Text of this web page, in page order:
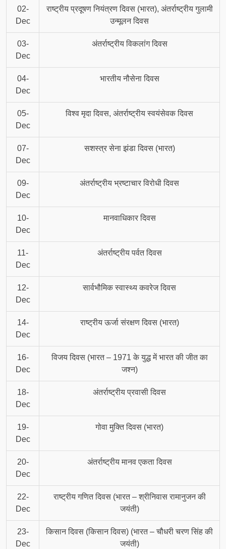
02-
Dec
राष्ट्रीय प्रदूषण नियंत्रण दिवस (भारत), अंतर्राष्ट्रीय गुलामी
उन्मूलन दिवस
03-
Dec
अंतर्राष्ट्रीय विकलांग दिवस
04-
Dec
भारतीय नौसेना दिवस
05-
Dec
विश्व मृदा दिवस, अंतर्राष्ट्रीय स्वयंसेवक दिवस
07-
Dec
सशस्त्र सेना झंडा दिवस (भारत)
09-
Dec
अंतर्राष्ट्रीय भ्रष्टाचार विरोधी दिवस
10-
Dec
मानवाधिकार दिवस
11-
Dec
अंतर्राष्ट्रीय पर्वत दिवस
12-
Dec
सार्वभौमिक स्वास्थ्य कवरेज दिवस
14-
Dec
राष्ट्रीय ऊर्जा संरक्षण दिवस (भारत)
16-
Dec
विजय दिवस (भारत – 1971 के युद्ध में भारत की जीत का
जश्न)
18-
Dec
अंतर्राष्ट्रीय प्रवासी दिवस
19-
Dec
गोवा मुक्ति दिवस (भारत)
20-
Dec
अंतर्राष्ट्रीय मानव एकता दिवस
22-
Dec
राष्ट्रीय गणित दिवस (भारत – श्रीनिवास रामानुजन की
जयंती)
23-
Dec
किसान दिवस (किसान दिवस) (भारत – चौधरी चरण सिंह की
जयंती)